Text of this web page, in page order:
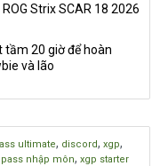
Strix SCAR 18 2026
20 giờ để hoàn
và lão
ultimate, discord, xgp,
nhập môn, xgp starter